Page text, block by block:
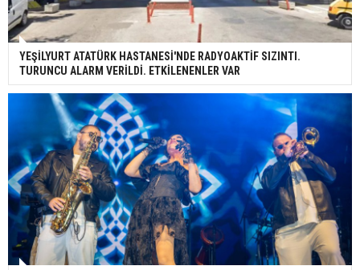
YEŞİLYURT ATATÜRK HASTANESİ'NDE RADYOAKTİF SIZINTI.
TURUNCU ALARM VERİLDİ. ETKİLENENLER VAR